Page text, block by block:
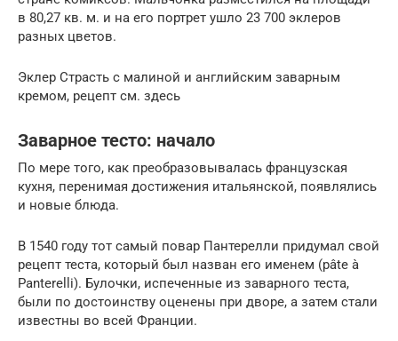
в 80,27 кв. м. и на его портрет ушло 23 700 эклеров
разных цветов.
Эклер Страсть с малиной и английским заварным
кремом, рецепт см. здесь
Заварное тесто: начало
По мере того, как преобразовывалась французская
кухня, перенимая достижения итальянской, появлялись
и новые блюда.
В 1540 году тот самый повар Пантерелли придумал свой
рецепт теста, который был назван его именем (pâte à
Panterelli). Булочки, испеченные из заварного теста,
были по достоинству оценены при дворе, а затем стали
известны во всей Франции.